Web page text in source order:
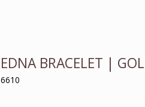
EDNA BRACELET |
6610